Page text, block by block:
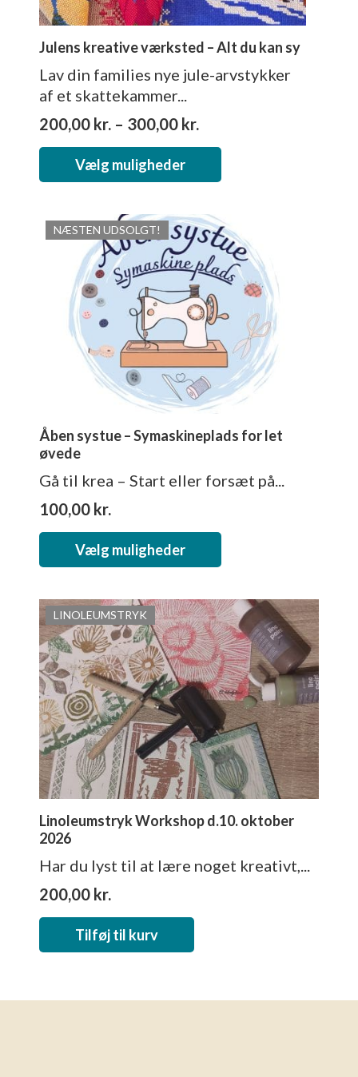
Julens kreative værksted – Alt du kan sy
Lav din families nye jule-arvstykker
af et skattekammer...
200,00 kr. – 300,00 kr.
200,00 kr.
300,00 kr.
Vælg muligheder
Dette
vare
flere
varianter.
Mulighederne
kan
vælges
på
varesiden
NÆSTEN UDSOLGT!
Åben systue – Symaskineplads for let
øvede
Gå til krea – Start eller forsæt på...
100,00 kr.
Vælg muligheder
Dette
vare
flere
varianter.
Mulighederne
kan
vælges
på
varesiden
LINOLEUMSTRYK
Linoleumstryk Workshop d.10. oktober
2026
Har du lyst til at lære noget kreativt,...
200,00 kr.
Tilføj til kurv